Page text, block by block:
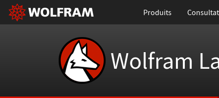
Produits
Wolfram